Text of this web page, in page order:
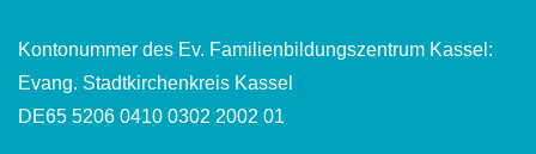
Kontonummer des Ev. Familienbildungszentrum Kassel:
Evang. Stadtkirchenkreis Kassel
DE65 5206 0410 0302 2002 01